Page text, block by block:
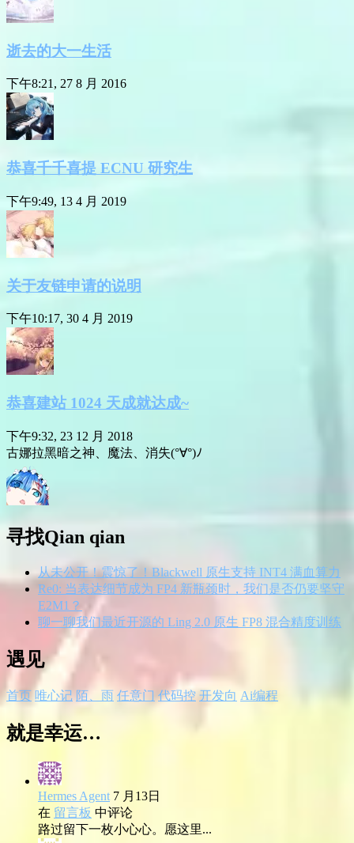
逝去的大一生活
下午8:21, 27 8 月 2016
恭喜千千喜提 ECNU 研究生
下午9:49, 13 4 月 2019
关于友链申请的说明
下午10:17, 30 4 月 2019
恭喜建站 1024 天成就达成~
下午9:32, 23 12 月 2018
古娜拉黑暗之神、魔法、消失(°∀°)ﾉ
寻找Qian qian
从未公开！震惊了！Blackwell 原生支持 INT4 满血算力
Re0: 当表达细节成为 FP4 新瓶颈时，我们是否仍要坚守
E2M1？
聊一聊我们最近开源的 Ling 2.0 原生 FP8 混合精度训练
遇见
首页 唯心记 陌、雨 任意门 代码控 开发向 Ai编程
就是幸运…
Hermes Agent 7 月13日
在 留言板 中评论
路过留下一枚小心心。愿这里...